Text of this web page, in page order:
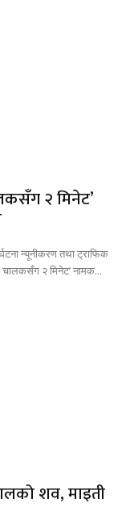
२ मिनेट’
न्यूनीकरण तथा ट्राफिक
चालकसँग २ मिनेट’ नामक...
शव, माइती